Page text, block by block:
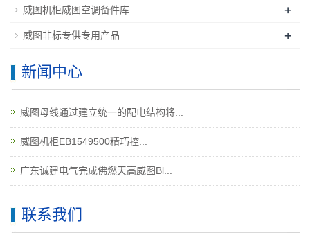
威图机柜威图空调备件库 +
威图非标专供专用产品 +
新闻中心
威图母线通过建立统一的配电结构将...
威图机柜EB1549500精巧控...
广东诚建电气完成佛燃天高威图Bl...
联系我们